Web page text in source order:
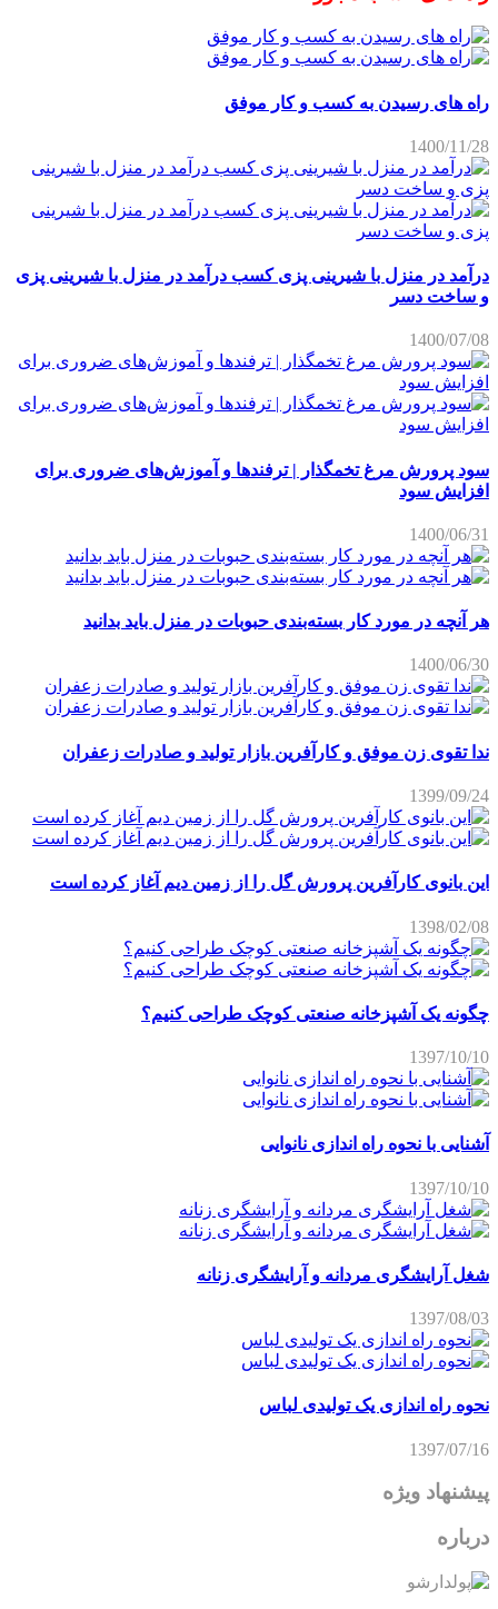
راه های رسیدن به کسب و کار موفق
1400/11/28
درآمد در منزل با شیرینی پزی کسب درآمد در منزل با شیرینی پزی
و ساخت دسر
1400/07/08
سود پرورش مرغ تخمگذار | ترفندها و آموزش‌های ضروری برای
افزایش سود
1400/06/31
هر آنچه در مورد کار بسته‌بندی حبوبات در منزل باید بدانید
1400/06/30
ندا تقوی زن موفق و کارآفرین بازار تولید و صادرات زعفران
1399/09/24
این بانوی کارآفرین پرورش گل را از زمین دیم آغاز کرده است
1398/02/08
چگونه یک آشپزخانه صنعتی کوچک طراحی کنیم؟
1397/10/10
آشنایی با نحوه راه اندازی نانوایی
1397/10/10
شغل آرایشگری مردانه و آرایشگری زنانه
1397/08/03
نحوه راه اندازی یک تولیدی لباس
1397/07/16
پیشنهاد ویژه
درباره